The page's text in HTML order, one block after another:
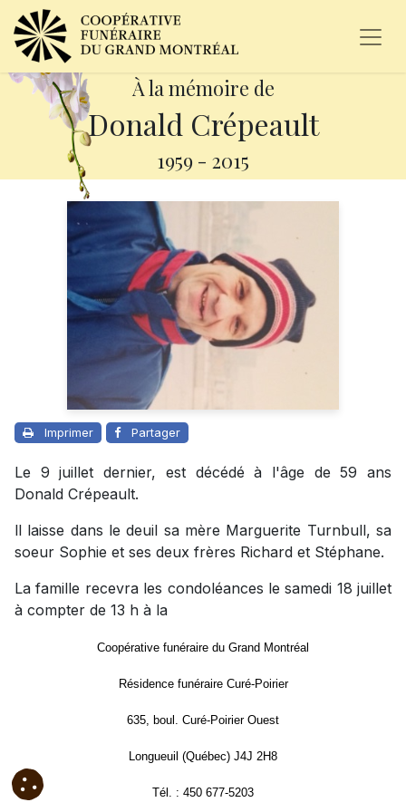
À la mémoire de
Donald Crépeault
1959 - 2015
Imprimer Partager
Le 9 juillet dernier, est décédé à l'âge de 59 ans
Donald Crépeault.
ll laisse dans le deuil sa mère Marguerite Turnbull, sa
soeur Sophie et ses deux frères Richard et Stéphane.
La famille recevra les condoléances le samedi 18 juillet
à compter de 13 h à la
Coopérative funéraire du Grand Montréal
Résidence funéraire Curé-Poirier
635, boul. Curé-Poirier Ouest
Longueuil (Québec) J4J 2H8
Tél. : 450 677-5203